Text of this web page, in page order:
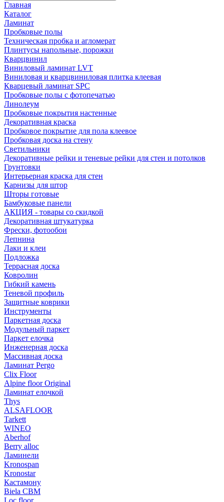
Главная
Каталог
Ламинат
Пробковые полы
Техническая пробка и агломерат
Плинтусы напольные, порожки
Кварцвинил
Виниловый ламинат LVT
Виниловая и кварцвиниловая плитка клеевая
Кварцевый ламинат SPC
Пробковые полы с фотопечатью
Линолеум
Пробковые покрытия настенные
Декоративная краска
Пробковое покрытие для пола клеевое
Пробковая доска на стену
Светильники
Декоративные рейки и теневые рейки для стен и потолков
Грунтовки
Интерьерная краска для стен
Карнизы для штор
Шторы готовые
Бамбуковые панели
АКЦИЯ - товары со скидкой
Декоративная штукатурка
Фрески, фотообои
Лепнина
Лаки и клеи
Подложка
Террасная доска
Ковролин
Гибкий камень
Теневой профиль
Защитные коврики
Инструменты
Паркетная доска
Модульный паркет
Паркет елочка
Инженерная доска
Массивная доска
Ламинат Pergo
Clix Floor
Alpine floor Original
Ламинат елочкой
Thys
ALSAFLOOR
Tarkett
WINEO
Aberhof
Berry alloc
Ламинели
Kronospan
Kronostar
Кастамону
Biela CBM
Loc floor